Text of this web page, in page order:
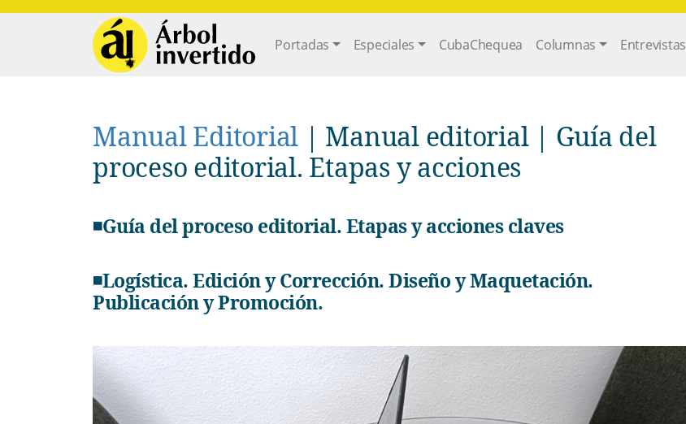
Main navigation
Portadas Especiales CubaChequea Columnas Entrevistas
Manual Editorial | Manual editorial | Guía del
proceso editorial. Etapas y acciones
◾Guía del proceso editorial. Etapas y acciones claves
◾Logística. Edición y Corrección. Diseño y Maquetación.
Publicación y Promoción.